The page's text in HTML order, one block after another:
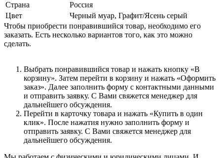
Страна
Россия
Цвет
Черный муар, Графит/Ясень серый
Чтобы приобрести понравившийся товар, необходимо его
заказать. Есть несколько вариантов того, как это можно
сделать.
Выбрать понравившийся товар и нажать кнопку «В
корзину». Затем перейти в корзину и нажать «Оформить
заказ». Далее заполнить форму с контактными данными
и отправить заявку. С Вами свяжется менеджер для
дальнейшего обсуждения.
Перейти в карточку товара и нажать «Купить в один
клик». После нажатия нужно заполнить форму и
отправить заявку. С Вами свяжется менеджер для
дальнейшего обсуждения.